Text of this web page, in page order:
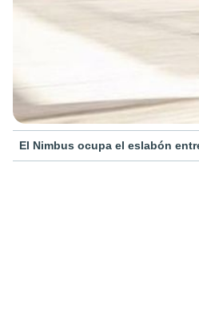
El Nimbus ocupa el eslabón